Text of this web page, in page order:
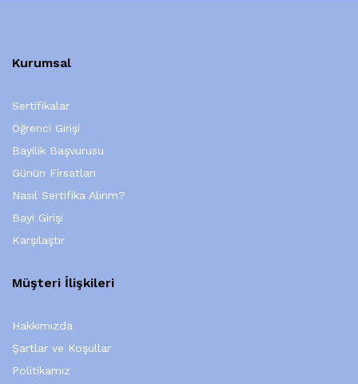
Kurumsal
Sertifikalar
Öğrenci Girişi
Bayilik Başvurusu
Günün Firsatları
Nasıl Sertifika Alırım?
Bayi Girişi
Karşılaştır
Müşteri İlişkileri
Hakkımızda
Şartlar ve Koşullar
Politikamız